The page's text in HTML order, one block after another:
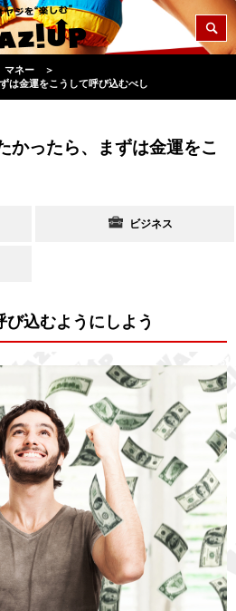
マネー
＞
は金運をこうして呼び込むべし
かったら、まずは金運をこ
ビジネス
込むようにしよう